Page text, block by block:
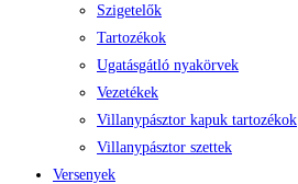
Szigetelők
Tartozékok
Ugatásgátló nyakörvek
Vezetékek
Villanypásztor kapuk tartozékok
Villanypásztor szettek
Versenyek